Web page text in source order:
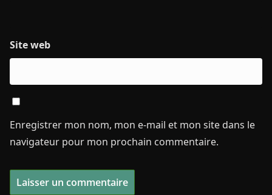
Site web
Enregistrer mon nom, mon e-mail et mon site dans le
navigateur pour mon prochain commentaire.